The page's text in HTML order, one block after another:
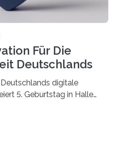
Für Die
Deutschlands
digitale
5. Geburtstag in Halle
in der